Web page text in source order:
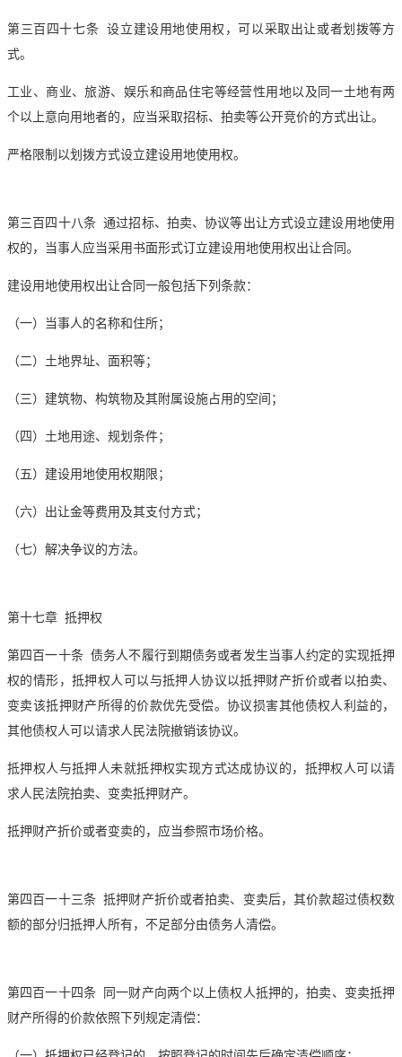
第三百四十七条 设立建设用地使用权，可以采取出让或者划拨等方
式。
工业、商业、旅游、娱乐和商品住宅等经营性用地以及同一土地有两
个以上意向用地者的，应当采取招标、 拍卖等公开竞价的方式出让。
严格限制以划拨方式设立建设用地使用权。
第三百四十八条 通过招标、 拍卖、协议等出让方式设立建设用地使用
权的，当事人应当采用书面形式订立建设用地使用权出让合同。
建设用地使用权出让合同一般包括下列条款：
（一）当事人的名称和住所；
（二）土地界址、面积等；
（三）建筑物、构筑物及其附属设施占用的空间；
（四）土地用途、规划条件；
（五）建设用地使用权期限；
（六）出让金等费用及其支付方式；
（七）解决争议的方法。
第十七章 抵押权
第四百一十条 债务人不履行到期债务或者发生当事人约定的实现抵押
权的情形，抵押权人可以与抵押人协议以抵押财产折价或者以拍卖、
变卖该抵押财产所得的价款优先受偿。协议损害其他债权人利益的，
其他债权人可以请求人民法院撤销该协议。
抵押权人与抵押人未就抵押权实现方式达成协议的，抵押权人可以请
求人民法院拍卖、变卖抵押财产。
抵押财产折价或者变卖的，应当参照市场价格。
第四百一十三条 抵押财产折价或者拍卖、变卖后，其价款超过债权数
额的部分归抵押人所有，不足部分由债务人清偿。
第四百一十四条 同一财产向两个以上债权人抵押的，拍卖、变卖抵押
财产所得的价款依照下列规定清偿：